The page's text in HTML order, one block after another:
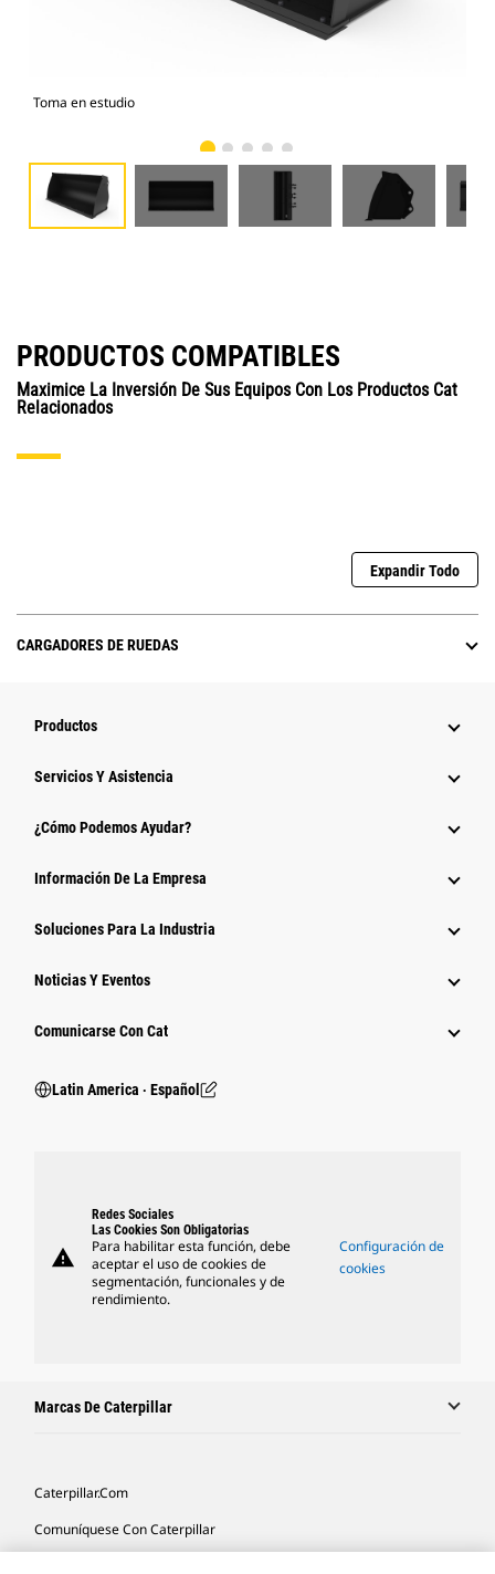
Toma en estudio
PRODUCTOS COMPATIBLES
Maximice La Inversión De Sus Equipos Con Los Productos Cat
Relacionados
Expandir Todo
CARGADORES DE RUEDAS
Productos
Servicios Y Asistencia
¿Cómo Podemos Ayudar?
Información De La Empresa
Soluciones Para La Industria
Noticias Y Eventos
Comunicarse Con Cat
Latin America ‧ Español
warning
Redes Sociales
Las Cookies Son Obligatorias
Para habilitar esta función, debe
aceptar el uso de cookies de
segmentación, funcionales y de
rendimiento.
Configuración de
cookies
Marcas De Caterpillar
Caterpillar.com
Comuníquese Con Caterpillar